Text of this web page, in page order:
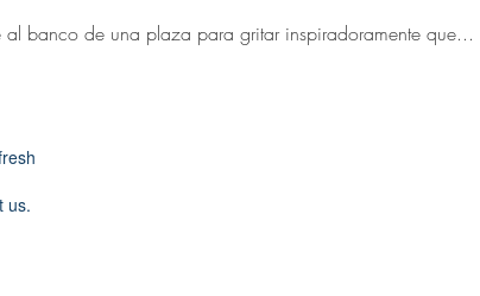
banco de una plaza para gritar inspiradoramente que...
us.